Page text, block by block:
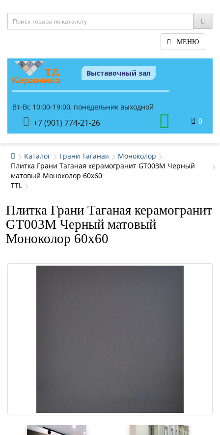
МЕНЮ
Выставочный зал
Вт-Вс 10:00-19:00, понедельник выходной
+7 (901) 774-21-26 0
Каталог Грани Таганая
Моноколор
Плитка Грани Таганая керамогранит GT003М Черный
матовый Моноколор 60x60
TTL
Плитка Грани Таганая керамогранит
GT003М Черный матовый
Моноколор 60x60